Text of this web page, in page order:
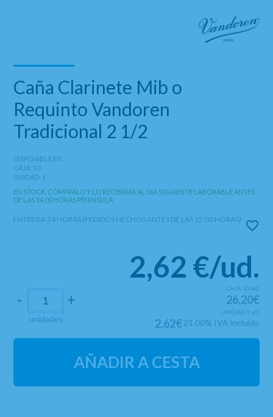
Caña Clarinete Mib o
Requinto Vandoren
Tradicional 2 1/2
DISPONIBLE EN:
CAJA: 10
UNIDAD: 1
EN STOCK. CÓMPRALO Y LO RECIBIRÁS AL DIA SIGUIENTE LABORABLE ANTES
DE LAS 14:00 HORAS PENINSULA
ENTREGA 24 HORAS (PEDIDOS HECHOS ANTES DE LAS 15:00 HORAS)
-
unidades
+
2,62 €/ud.
CAJA 10 ud.
26,20€
UNIDAD 1 ud.
2,62€ 21.00% IVA incluido
AÑADIR A CESTA